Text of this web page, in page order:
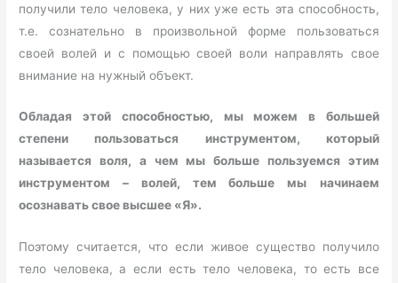
получили тело человека, у них уже есть эта способность,
т.е. сознательно в произвольной форме пользоваться
своей волей и с помощью своей воли направлять свое
внимание на нужный объект.
Обладая этой способностью, мы можем в большей
степени пользоваться инструментом, который
называется воля, а чем мы больше пользуемся этим
инструментом – волей, тем больше мы
начинаем
осознавать свое высшее «Я».
Поэтому считается, что если живое существо получило
тело человека, а если есть тело человека, то есть все